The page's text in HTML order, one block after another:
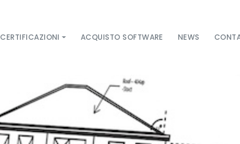
CERTIFICAZIONI ACQUISTO SOFTWARE NEWS